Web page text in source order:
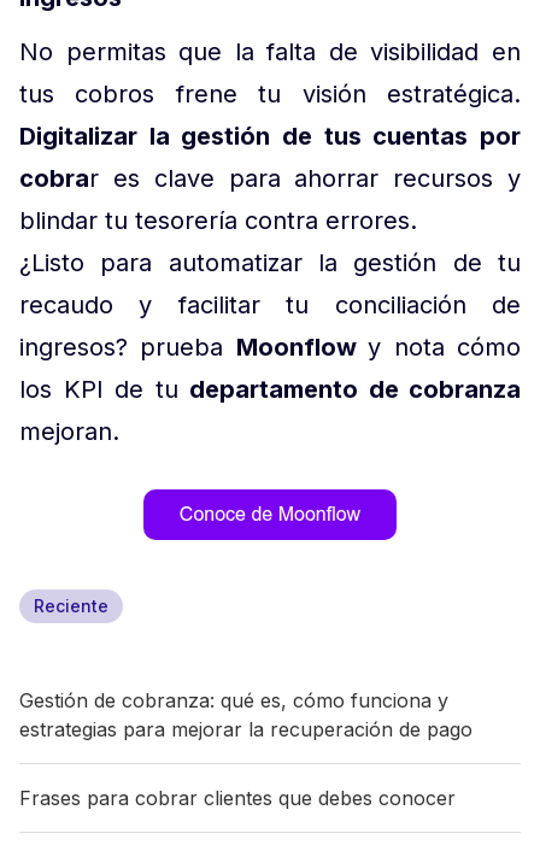
No permitas que la falta de visibilidad en
tus cobros frene tu visión estratégica.
Digitalizar la gestión de tus cuentas por
cobrar es clave para ahorrar recursos y
blindar tu tesorería contra errores.
¿Listo para automatizar la gestión de tu
recaudo y facilitar tu conciliación de
ingresos? prueba Moonflowy nota cómo
los KPI de tu departamento de cobranza
mejoran.
Reciente
Gestión de cobranza: qué es, cómo funciona y
estrategias para mejorar la recuperación de pago
Frases para cobrar clientes que debes conocer